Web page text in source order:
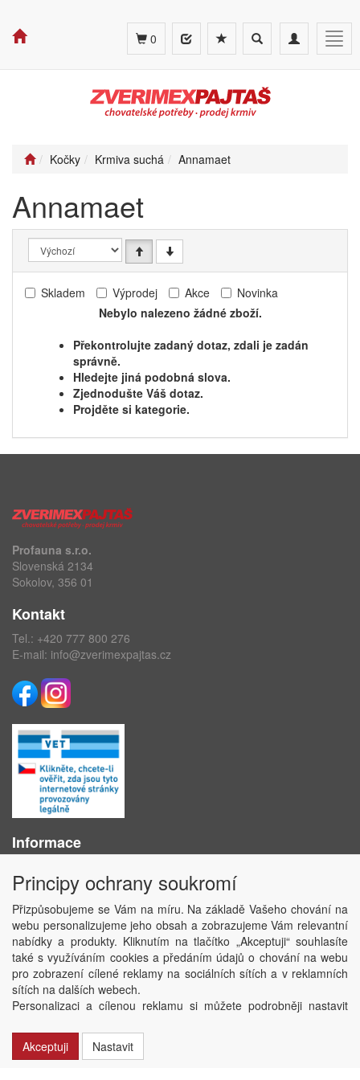
Toggle
navigation
Toggle
search
0
Kočky Krmiva suchá Annamaet
Annamaet
Skladem Výprodej Akce
Novinka
Nebylo nalezeno žádné zboží.
Překontrolujte zadaný dotaz, zdali je zadán
správně.
Hledejte jiná podobná slova.
Zjednodušte Váš dotaz.
Projděte si kategorie.
Profauna s.r.o.
Slovenská 2134
Sokolov, 356 01
Kontakt
Tel.: +420 777 800 276
E-mail: info@zverimexpajtas.cz
Informace
Obchodní podmínky
Ochrana osobních údajů
Kontakt
Losování účtenek
Aktuality
Nastavení soukromí
Copyright © ABRA Software a.s. 2020
Principy ochrany soukromí
Přizpůsobujeme se Vám na míru. Na základě Vašeho chování na
webu personalizujeme jeho obsah a zobrazujeme Vám relevantní
nabídky a produkty. Kliknutím na tlačítko „Akceptuji“ souhlasíte
také s využíváním cookies a předáním údajů o chování na webu
pro zobrazení cílené reklamy na sociálních sítích a v reklamních
sítích na dalších webech.
Personalizaci a cílenou reklamu si můžete podrobněji nastavit
Akceptuji
Nastavit